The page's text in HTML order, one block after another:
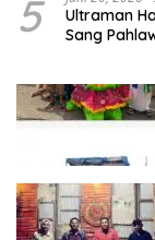
5
Ultraman
Sang